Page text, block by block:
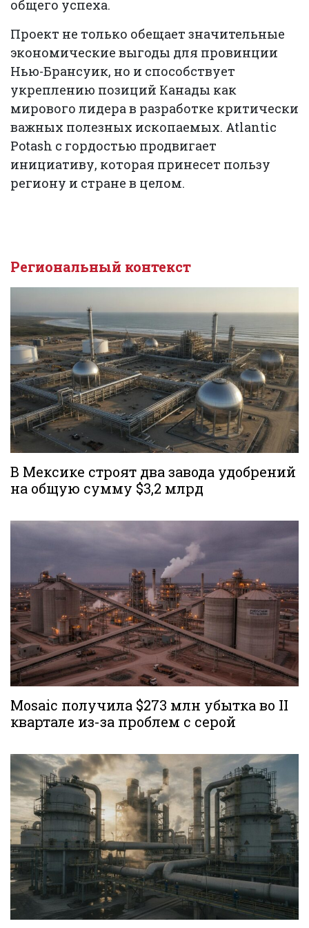
общего успеха.
Проект не только обещает значительные
экономические выгоды для провинции
Нью-Брансуик, но и способствует
укреплению позиций Канады как
мирового лидера в разработке критически
важных полезных ископаемых. Atlantic
Potash с гордостью продвигает
инициативу, которая принесет пользу
региону и стране в целом.
Региональный контекст
В Мексике строят два завода удобрений
на общую сумму $3,2 млрд
Mosaic получила $273 млн убытка во II
квартале из-за проблем с серой